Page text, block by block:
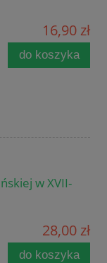
16,90 zł
do koszyka
w XVII-
28,00 zł
do koszyka